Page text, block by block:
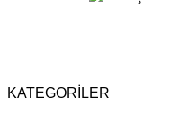
KATEGORİLER